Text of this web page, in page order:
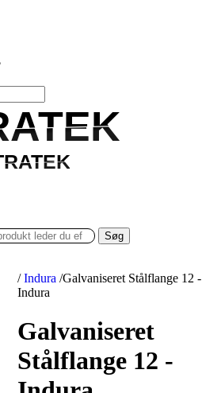
Søg
/ Indura /Galvaniseret Stålflange 12 -
Indura
Galvaniseret
Stålflange 12 -